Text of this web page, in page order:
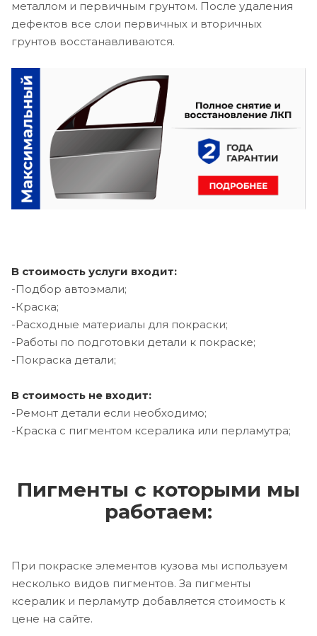
металлом и первичным грунтом. После удаления
дефектов все слои первичных и вторичных
грунтов восстанавливаются.
В стоимость услуги входит:
-Подбор автоэмали;
-Краска;
-Расходные материалы для покраски;
-Работы по подготовки детали к покраске;
-Покраска детали;
В стоимость не входит:
-Ремонт детали если необходимо;
-Краска с пигментом ксералика или перламутра;
Пигменты с которыми мы
работаем:
При покраске элементов кузова мы используем
несколько видов пигментов. За пигменты
ксералик и перламутр добавляется стоимость к
цене на сайте.